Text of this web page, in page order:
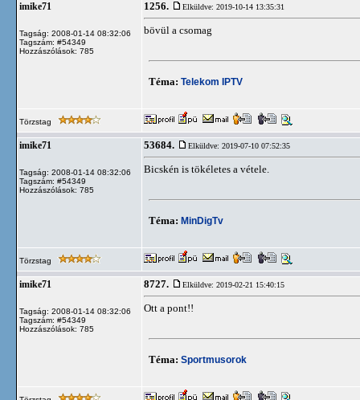
imike71
Tagság: 2008-01-14 08:32:06
Tagszám: #54349
Hozzászólások: 785
1256. Elküldve: 2019-10-14 13:35:31
bövül a csomag
Téma: Telekom IPTV
Törzstag
imike71
Tagság: 2008-01-14 08:32:06
Tagszám: #54349
Hozzászólások: 785
53684. Elküldve: 2019-07-10 07:52:35
Bicskén is tökéletes a vétele.
Téma: MinDigTv
Törzstag
imike71
Tagság: 2008-01-14 08:32:06
Tagszám: #54349
Hozzászólások: 785
8727. Elküldve: 2019-02-21 15:40:15
Ott a pont!!
Téma: Sportmusorok